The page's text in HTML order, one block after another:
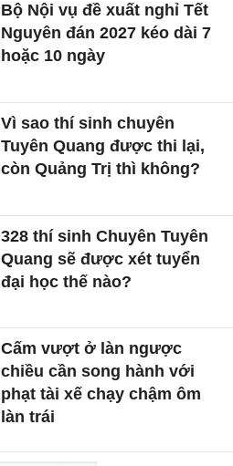
Bộ Nội vụ đề xuất nghỉ Tết
Nguyên đán 2027 kéo dài 7
hoặc 10 ngày
Vì sao thí sinh chuyên
Tuyên Quang được thi lại,
còn Quảng Trị thì không?
328 thí sinh Chuyên Tuyên
Quang sẽ được xét tuyển
đại học thế nào?
Cấm vượt ở làn ngược
chiều cần song hành với
phạt tài xế chạy chậm ôm
làn trái